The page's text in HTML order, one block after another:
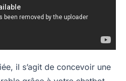
il s’agit de concevoir une